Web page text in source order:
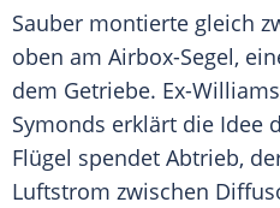
Sauber montierte gleich
oben am Airbox-Segel,
dem Getriebe. Ex-
Symonds erklärt die Idee
Flügel spendet Abtrieb,
Luftstrom zwischen